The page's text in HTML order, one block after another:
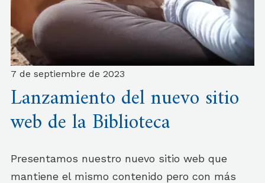
7 de septiembre de 2023
Lanzamiento del nuevo sitio
web de la Biblioteca
Presentamos nuestro nuevo sitio web que
mantiene el mismo contenido pero con más